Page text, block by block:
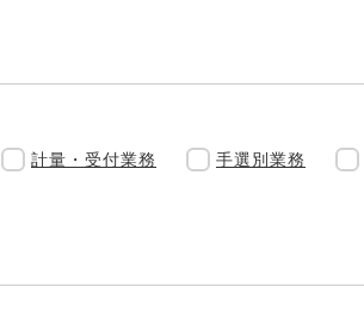
計量・受付業務 手選別業務